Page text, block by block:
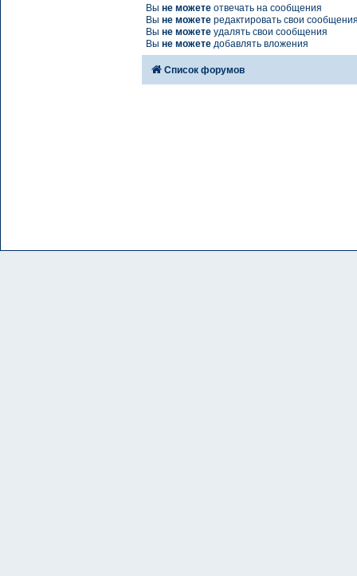
Вы не можете отвечать на сообщения
Вы не можете редактировать свои
Вы не можете удалять свои сообщения
Вы не можете добавлять вложения
Список форумов